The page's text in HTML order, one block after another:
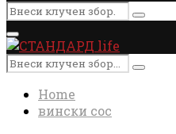
Search
for:
Search
Primary
Menu
Search
for:
Search
Home
вински сос